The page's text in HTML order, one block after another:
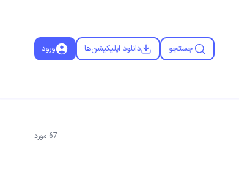
جستجو دانلود اپلیکیشن‌ها ورود
67 مورد